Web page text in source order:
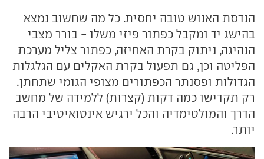
הנדסת האנוש טובה יחסית. כל מה שחשוב נמצא
בהישג יד ומקבל כפתור פיזי משלו - בורר מצבי
הנהיגה, ניתוק בקרת האחיזה, כפתור צליל מערכת
הפליטה וכן, גם תפעול בקרת האקלים עם הגלגלות
הגדולות ופסנתר הכפתורים מצופי הגומי שתחתן.
רק תקדישו כמה דקות (קצרות) ללמידה של מחשב
הדרך והמולטימדיה והכל ירגיש אינטואיטיבי הרבה
יותר.